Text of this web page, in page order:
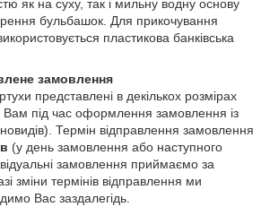
як на суху, так і мильну водну основу
бульбашок. Для прикочування
пластикова банківська
замовлення
представлені в декількох розмірах
Вам під час оформлення замовлення із
Термін відправлення замовлення
(у день замовлення або наступного
замовлення приймаємо за
зміни термінів відправлення ми
Вас заздалегідь.